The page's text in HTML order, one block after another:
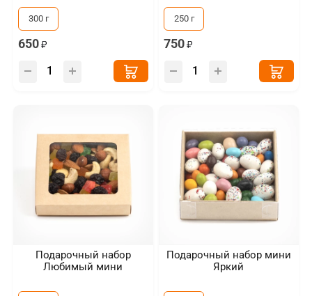
300 г
650
250 г
750
Подарочный набор
Любимый мини
Подарочный набор мини
Яркий